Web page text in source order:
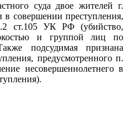
суда двое жителей г.
совершении преступления,
ст.105 УК РФ (убийство,
и группой лиц по
подсудимая признана
предусмотренного п.
несовершеннолетнего в